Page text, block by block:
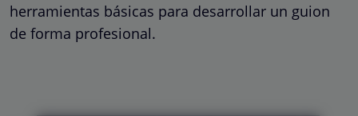
herramientas básicas para desarrollar un guion
de forma profesional.